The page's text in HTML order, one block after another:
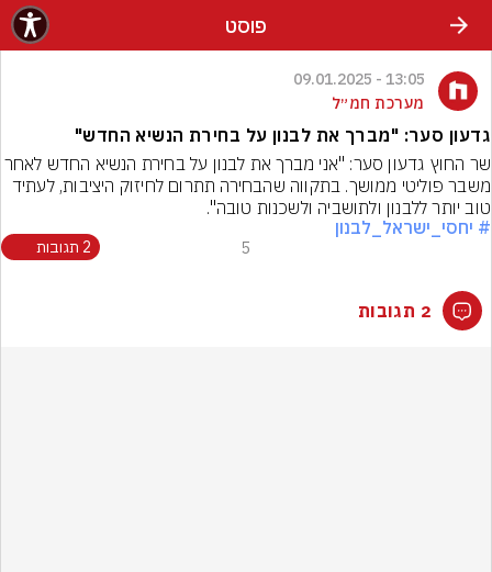
פוסט
13:05 - 09.01.2025
מערכת חמ״ל
גדעון סער: "מברך את לבנון על בחירת הנשיא החדש"
טוב יותר ללבנון ולתושביה ולשכנות טובה".
# יחסי_ישראל_לבנון
5 2 תגובות
2 תגובות